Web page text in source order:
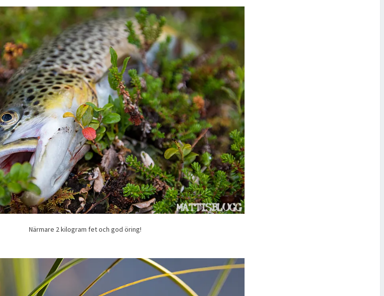
Närmare 2 kilogram fet och god öring!